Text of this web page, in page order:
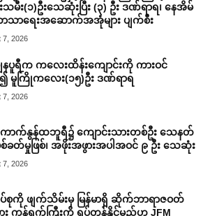
မီး(၁)ဦးသေဆုံးပြီး (၃) ဦး ဒဏ်ရာရ၊ နေအိမ်
သာရေးအဆောက်အအုံများ ပျက်စီး
7, 2026
နပူရီက ကလေးထိန်းကျောင်းကို ကားဝင်
မူကြိုကလေး(၁၅)ဦး ဒဏ်ရာရ
7, 2026
ာက်နွန်ထဘူရီ၌ ကျောင်းသားတစ်ဦး သေနတ်
စ်ခတ်မှုဖြစ်၊ အဖိုးအဖွားအပါအဝင် ၉ ဦး သေဆုံး
7, 2026
စုကို ဖျက်သိမ်းမှ မြန်မာရှိ ဆိုက်ဘာရာဇဝတ်
း ကွန်ရက်ကြီးကို ရပ်တန့်နိုင်မည်ဟု JFM